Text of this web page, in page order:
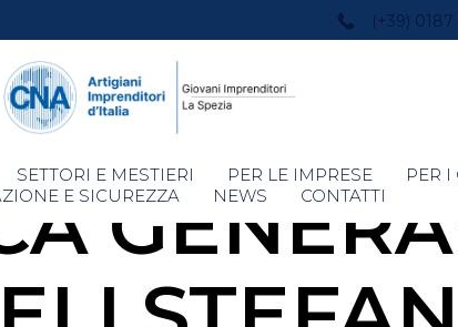
(+39)
Skip
to
SETTORI E MESTIERI PER LE IMPRESE
PER I
E SICUREZZA
NEWS CONTATTI